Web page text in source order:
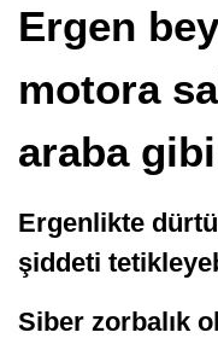
Ergen
motora
araba
Ergenlikte
şiddeti
Siber zorbalık